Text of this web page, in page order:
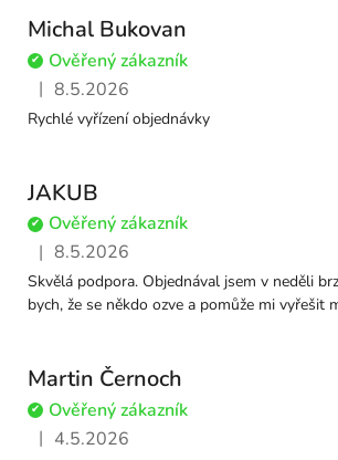
Michal Bukovan
✔
Ověřený zákazník
Hodnocení obchodu je 5 z 5 hvězdiček.
| 8.5.2026
Rychlé vyřízení objednávky
JAKUB
✔
Ověřený zákazník
Hodnocení obchodu je 5 z 5 hvězdiček.
| 8.5.2026
Skvělá podpora. Objednával jsem v neděli
bych, že se někdo ozve a pomůže mi vyřešit
Martin Černoch
✔
Ověřený zákazník
Hodnocení obchodu je 5 z 5 hvězdiček.
| 4.5.2026